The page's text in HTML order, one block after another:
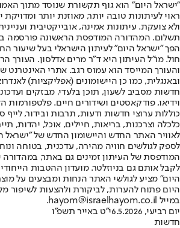
"ישראל היום" הוא גוף תקשורת שנוסד מתוך
ראוי לעיתונות טובה יותר, מאוזנת יותר
ולא צועקת. עיתונות אמינה, אובייקטיבית
הפך "ישראל היום" לעיתון הישראלי בעל שיעור
חול. מו"ל העיתון היא ד"ר מרים אדלסון. העורך
והעורך המייסד הוא עמוס רגב. אתרי האינטרנט
חדשות מסביב לשעון, תוכן בלעדי, מבזקים
וידיאו, פודקאסטים ושידורים חיים. פלטפורמות
כוללות ערוצי חדשות ודעות, תרבות ובידור, לייף
לאוויר האתר החדש והיישומון החדש של
לספק לגולשים חוויה מהירה, עדכנית, בטוחה
המודפסת של העיתון זמינים גם באתר, במהדורה
לקבל אותם גם בניוזלטר. מועדון ההטבות
היום" מציע לגולשי האתר הנחות ומבצעים על
היום פתוח להערות, לביקורת ולהצעות לשיפור
במייל hayom@israelhayom.co.il.
יום רביעי, 6.5.2026
י"ט באייר תשפ"ו
חדשות